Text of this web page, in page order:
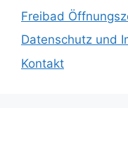
Freibad
Datenschutz und
Kontakt